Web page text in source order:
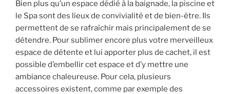
Bien plus qu’un espace dédié à la baignade, la piscine et
le Spa sont des lieux de convivialité et de bien-être. Ils
permettent de se rafraîchir mais principalement de se
détendre. Pour sublimer encore plus votre merveilleux
espace de détente et lui apporter plus de cachet, il est
possible d’embellir cet espace et d’y mettre une
ambiance chaleureuse. Pour cela, plusieurs
accessoires existent, comme par exemple des